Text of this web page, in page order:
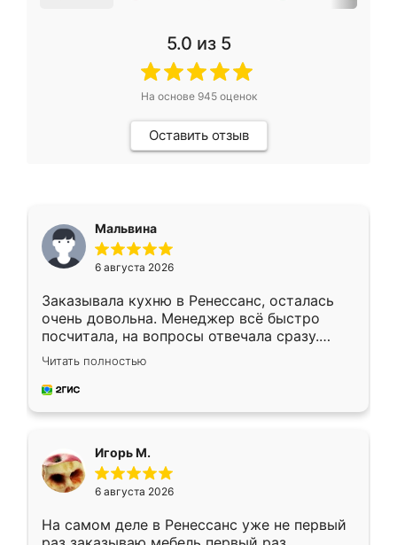
5.0 из 5
На основе 945оценок
Оставить отзыв
Мальвина
6 августа 2026
Заказывала кухню в Ренессанс, осталась
очень довольна. Менеджер всё быстро
посчитала, на вопросы отвечала сразу.
Замерщик приехал в субботу, подошёл к
делу со всей ответственностью. Собрали
за день, ребята работали аккуратно, даже
Читать полностью
Игорь М.
6 августа 2026
На самом деле в Ренессанс уже не первый